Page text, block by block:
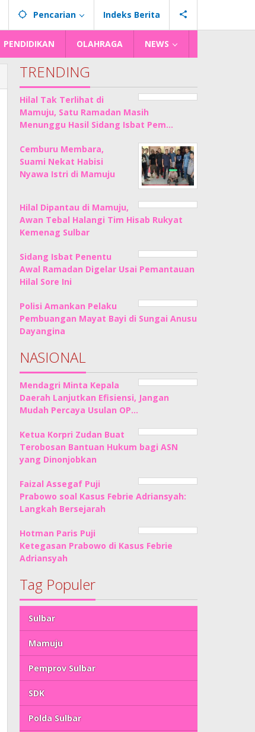
Pencarian Indeks Berita
PENDIDIKAN OLAHRAGA NEWS
TRENDING
Hilal Tak Terlihat di
Mamuju, Satu Ramadan Masih
Menunggu Hasil Sidang Isbat Pem…
Cemburu Membara,
Suami Nekat Habisi
Nyawa Istri di Mamuju
Hilal Dipantau di Mamuju,
Awan Tebal Halangi Tim Hisab Rukyat
Kemenag Sulbar
Sidang Isbat Penentu
Awal Ramadan Digelar Usai Pemantauan
Hilal Sore Ini
Polisi Amankan Pelaku
Pembuangan Mayat Bayi di Sungai Anusu
Dayangina
NASIONAL
Mendagri Minta Kepala
Daerah Lanjutkan Efisiensi, Jangan
Mudah Percaya Usulan OP…
Ketua Korpri Zudan Buat
Terobosan Bantuan Hukum bagi ASN
yang Dinonjobkan
Faizal Assegaf Puji
Prabowo soal Kasus Febrie Adriansyah:
Langkah Bersejarah
Hotman Paris Puji
Ketegasan Prabowo di Kasus Febrie
Adriansyah
Tag Populer
Sulbar
Mamuju
Pemprov Sulbar
SDK
Polda Sulbar